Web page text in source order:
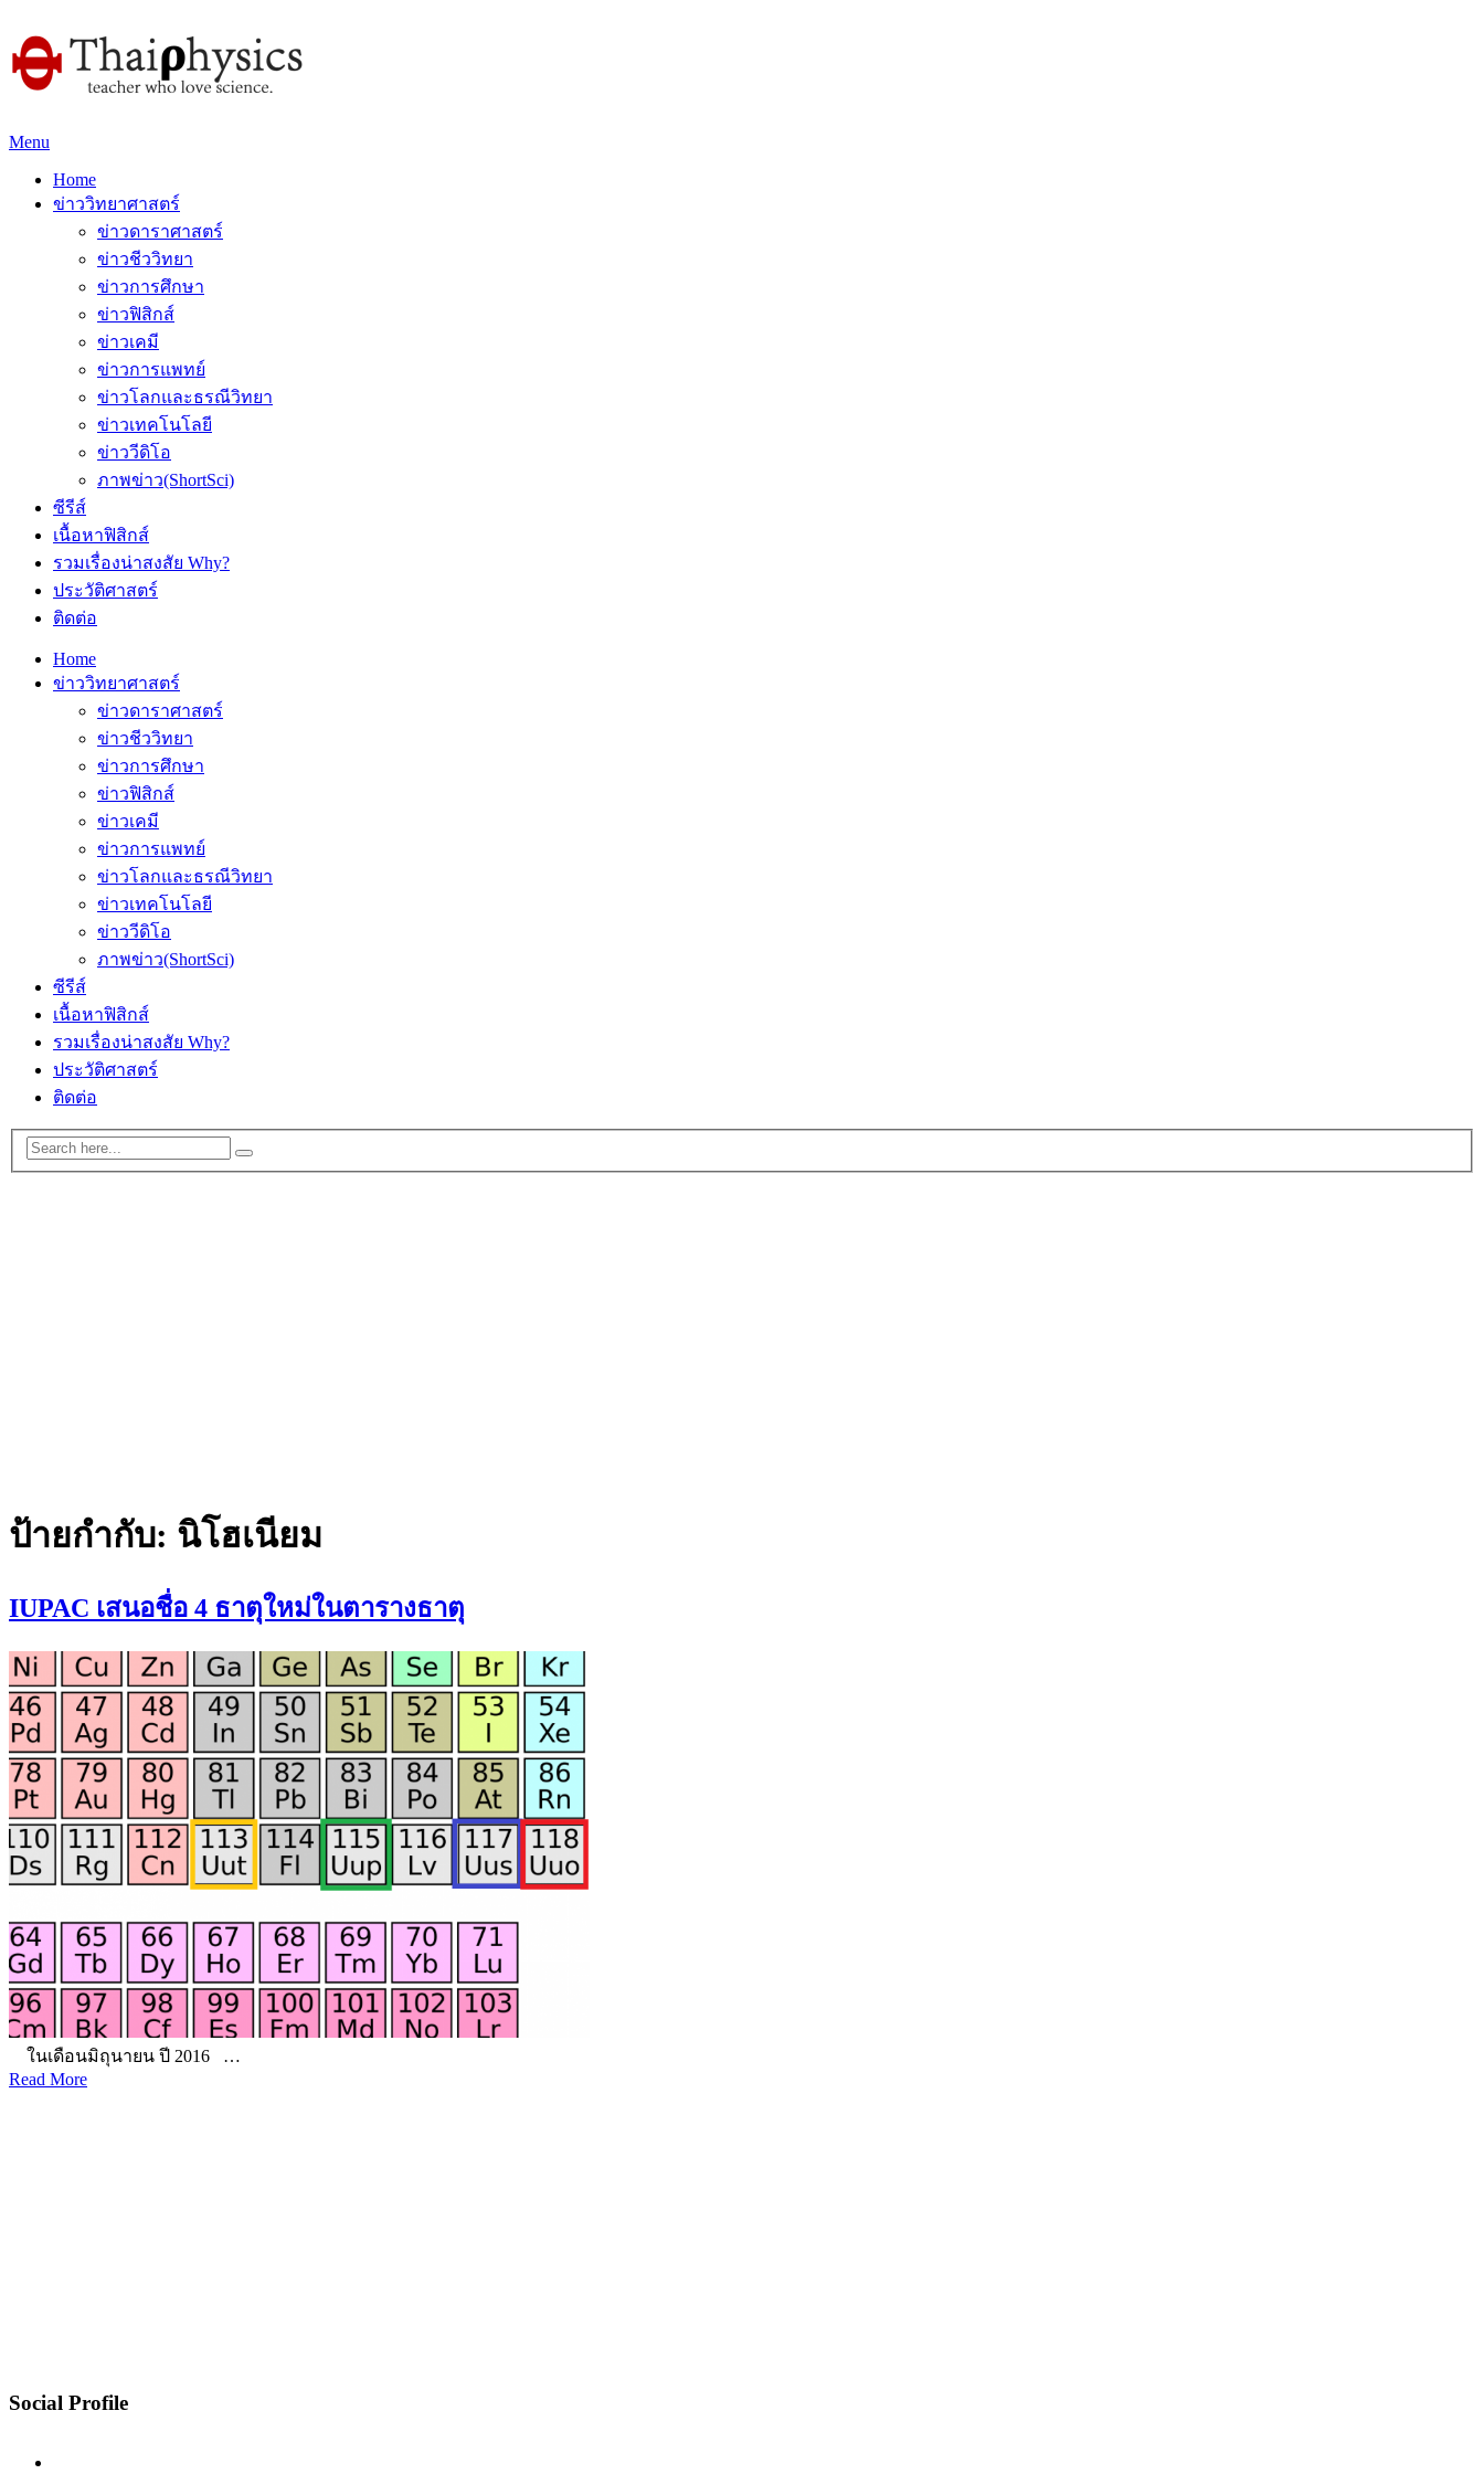
Menu
Home
ข่าววิทยาศาสตร์
ข่าวดาราศาสตร์
ข่าวชีววิทยา
ข่าวการศึกษา
ข่าวฟิสิกส์
ข่าวเคมี
ข่าวการแพทย์
ข่าวโลกและธรณีวิทยา
ข่าวเทคโนโลยี
ข่าววีดิโอ
ภาพข่าว(ShortSci)
ซีรีส์
เนื้อหาฟิสิกส์
รวมเรื่องน่าสงสัย Why?
ประวัติศาสตร์
ติดต่อ
Home
ข่าววิทยาศาสตร์
ข่าวดาราศาสตร์
ข่าวชีววิทยา
ข่าวการศึกษา
ข่าวฟิสิกส์
ข่าวเคมี
ข่าวการแพทย์
ข่าวโลกและธรณีวิทยา
ข่าวเทคโนโลยี
ข่าววีดิโอ
ภาพข่าว(ShortSci)
ซีรีส์
เนื้อหาฟิสิกส์
รวมเรื่องน่าสงสัย Why?
ประวัติศาสตร์
ติดต่อ
ป้ายกำกับ: นิโฮเนียม
IUPAC เสนอชื่อ 4 ธาตุใหม่ในตารางธาตุ
ในเดือนมิถุนายน ปี 2016 …
Read More
Social Profile